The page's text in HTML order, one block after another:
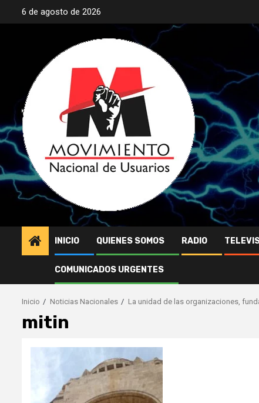
6 de agosto de 2026
INICIO QUIENES SOMOS RADIO
COMUNICADOS URGENTES
Inicio Noticias Nacionales La unidad de las organizaciones,
mitin